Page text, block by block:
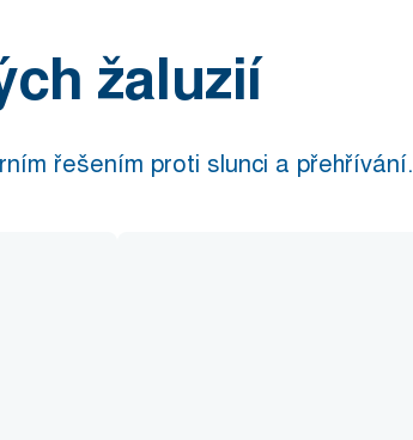
žaluzií
řešením proti slunci a přehřívání.